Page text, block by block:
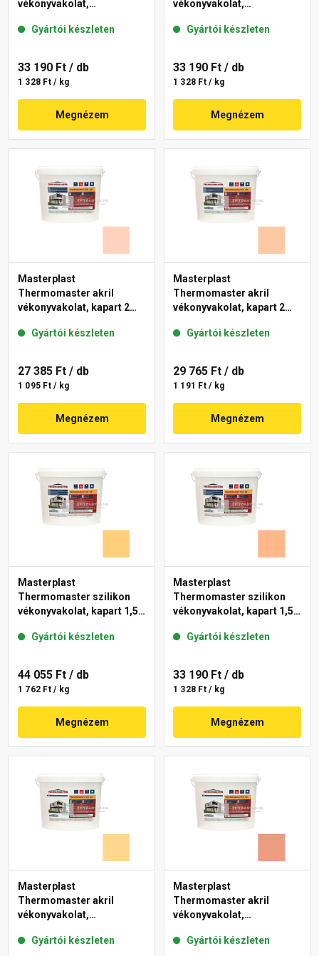
vékonyvakolat,
06-E 25 kg
Gyártói készleten
33 190 Ft / db
1 328 Ft / kg
Megnézem
vékonyvakolat,
11-D 25 kg
Gyártói készleten
33 190 Ft / db
1 328 Ft / kg
Megnézem
Masterplast
Thermomaster akril
vékonyvakolat, kapart 2
Gyártói készleten
27 385 Ft / db
1 095 Ft / kg
Megnézem
Masterplast
Thermomaster akril
vékonyvakolat, kapart 2
Gyártói készleten
29 765 Ft / db
1 191 Ft / kg
Megnézem
Masterplast
Thermomaster szilikon
vékonyvakolat, kapart 1,5
Gyártói készleten
44 055 Ft / db
1 762 Ft / kg
Megnézem
Masterplast
Thermomaster szilikon
vékonyvakolat, kapart 1,5
Gyártói készleten
33 190 Ft / db
1 328 Ft / kg
Megnézem
Masterplast
Thermomaster akril
vékonyvakolat,
01-D 25 kg
Gyártói készleten
Masterplast
Thermomaster akril
vékonyvakolat,
17-C 25 kg
Gyártói készleten